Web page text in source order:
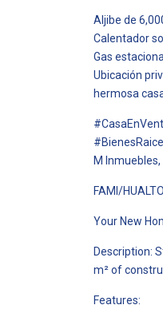
Aljibe de
Calentador
Gas
Ubicación
hermosa
M
FAMI/HUALTO
Your New
Description:
m² of
Features: